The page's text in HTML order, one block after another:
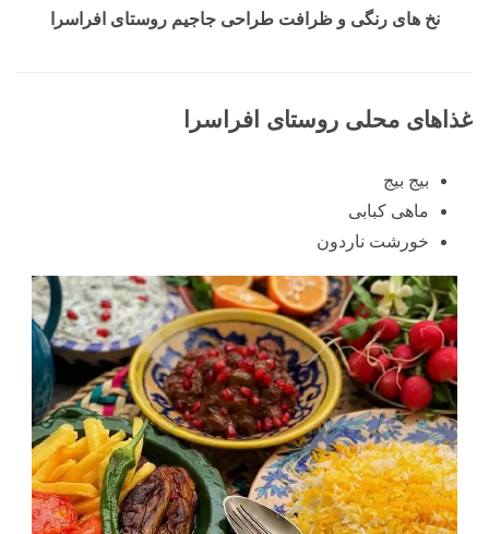
نخ های رنگی و ظرافت طراحی جاجیم روستای افراسرا
غذاهای محلی روستای افراسرا
بیج بیج
ماهی کبابی
خورشت ناردون